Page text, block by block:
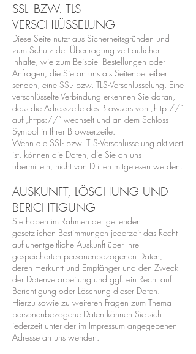
SSL- BZW. TLS-
VERSCHLÜSSELUNG
Diese Seite nutzt aus Sicherheitsgründen und
zum Schutz der Übertragung vertraulicher
Inhalte, wie zum Beispiel Bestellungen oder
Anfragen, die Sie an uns als Seitenbetreiber
senden, eine SSL- bzw. TLS-Verschlüsselung. Eine
verschlüsselte Verbindung erkennen Sie daran,
dass die Adresszeile des Browsers von „http://“
auf „https://“ wechselt und an dem Schloss-
Symbol in Ihrer Browserzeile.
Wenn die SSL- bzw. TLS-Verschlüsselung aktiviert
ist, können die Daten, die Sie an uns
übermitteln, nicht von Dritten mitgelesen werden.
AUSKUNFT, LÖSCHUNG UND
BERICHTIGUNG
Sie haben im Rahmen der geltenden
gesetzlichen Bestimmungen jederzeit das Recht
auf unentgeltliche Auskunft über Ihre
gespeicherten personenbezogenen Daten,
deren Herkunft und Empfänger und den Zweck
der Datenverarbeitung und ggf. ein Recht auf
Berichtigung oder Löschung dieser Daten.
Hierzu sowie zu weiteren Fragen zum Thema
personenbezogene Daten können Sie sich
jederzeit unter der im Impressum angegebenen
Adresse an uns wenden.